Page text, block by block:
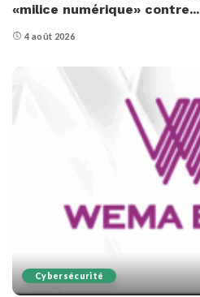
«milice numérique» contre...
4 août 2026
Cybersécurité